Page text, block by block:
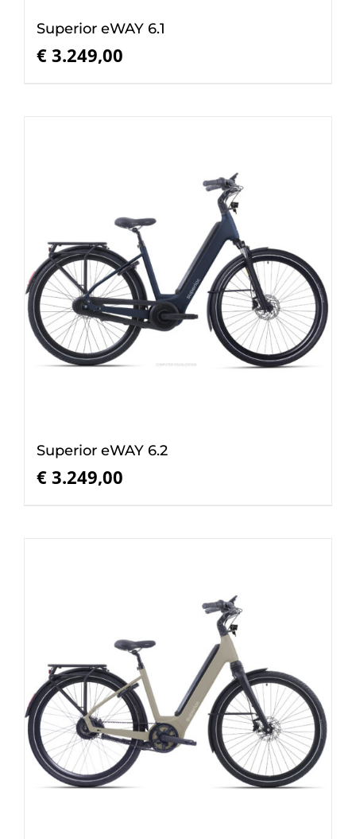
Superior eWAY 6.1
€ 3.249,00
Superior eWAY 6.2
€ 3.249,00